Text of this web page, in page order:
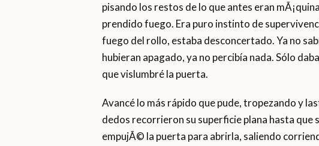
pisando los restos de lo que antes eran
prendido fuego. Era puro instinto de
fuego del rollo, estaba desconcertado. Ya no
hubieran apagado, ya no percibía nada. Sólo
que vislumbré la puerta.
Avancé lo más rápido que pude, tropezando y
dedos recorrieron su superficie plana hasta que
empujÃ© la puerta para abrirla, saliendo